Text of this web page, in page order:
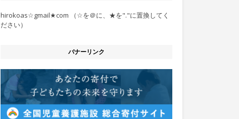
hirokoas☆gmail★com （☆を＠に、★を"."に置換してく
ださい）
バナーリンク